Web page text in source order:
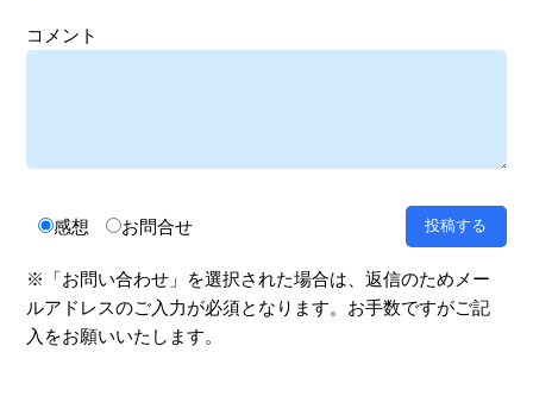
コメント
感想 お問合せ
※「お問い合わせ」を選択された場合は、返信のためメー
ルアドレスのご入力が必須となります。お手数ですがご記
入をお願いいたします。